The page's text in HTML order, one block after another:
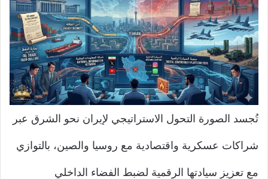
تُجسد الصورة التحول الاستراتيجي لإيران نحو الشرق عبر
شراكات عسكرية واقتصادية مع روسيا والصين، بالتوازي
مع تعزيز سيادتها الرقمية لضبط الفضاء الداخلي